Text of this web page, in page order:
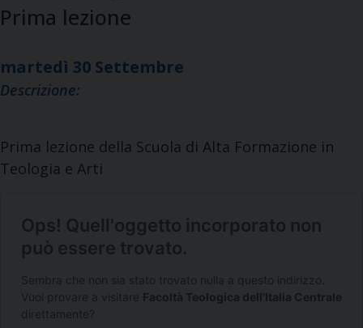
Prima lezione
martedì 30 Settembre
Descrizione:
Prima lezione della Scuola di Alta Formazione in
Teologia e Arti